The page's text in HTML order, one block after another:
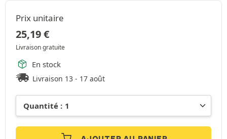
Prix unitaire
25,19€
Livraison gratuite
En stock
Livraison 13 - 17 août